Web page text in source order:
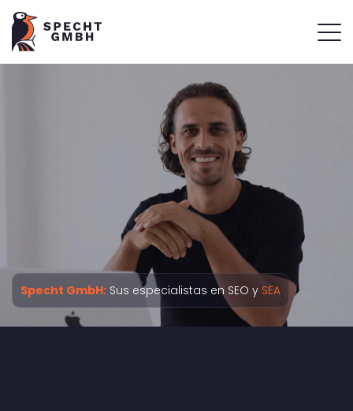
Specht GmbH: Sus especialistas en SEO y SEA